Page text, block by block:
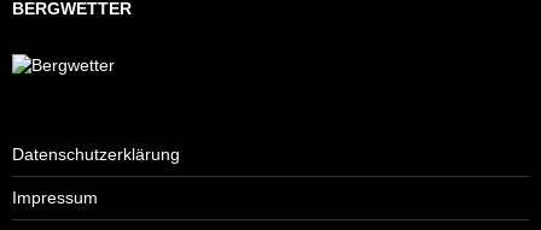
BERGWETTER
Datenschutzerklärung
Impressum